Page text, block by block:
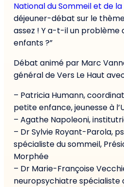
National du Sommeil et de
déjeuner-débat sur le
assez ! Y a-t-il un problème
enfants ?”
Débat animé par Marc
général de Vers Le Haut
– Patricia Humann,
petite enfance, jeunesse à
– Agathe Napoleoni,
– Dr Sylvie Royant-Parola,
spécialiste du sommeil,
Morphée
– Dr Marie-Françoise
neuropsychiatre spécialiste